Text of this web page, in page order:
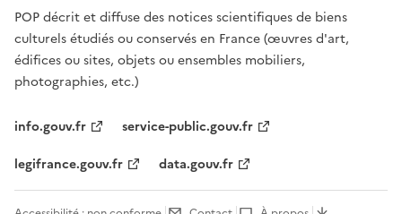
POP décrit et diffuse des notices scientifiques de biens
culturels étudiés ou conservés en France (œuvres d'art,
édifices ou sites, objets ou ensembles mobiliers,
photographies, etc.)
info.gouv.fr
service-public.gouv.fr
legifrance.gouv.fr
data.gouv.fr